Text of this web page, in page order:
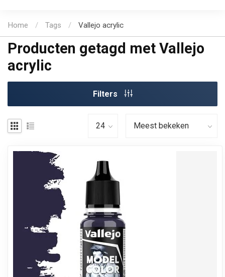
Home / Tags / Vallejo acrylic
Producten getagd met Vallejo
acrylic
Filters